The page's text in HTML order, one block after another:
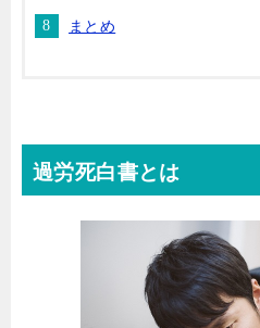
まとめ
過労死白書とは